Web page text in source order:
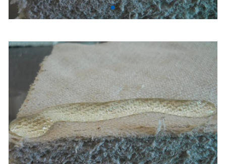
联系我们